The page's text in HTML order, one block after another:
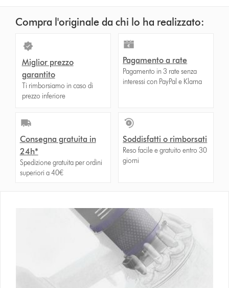
Compra l'originale da chi lo ha realizzato:
Miglior prezzo
garantito
Ti rimborsiamo in caso di
prezzo inferiore
Pagamento a rate
Pagamento in 3 rate senza
interessi con PayPal e Klarna
Consegna gratuita in
24h*
Spedizione gratuita per ordini
superiori a 40€
Soddisfatti o rimborsati
Reso facile e gratuito entro 30
giorni